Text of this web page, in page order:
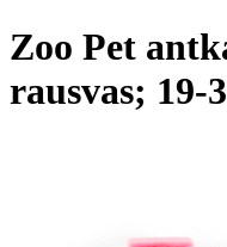
Zoo Pet
rausvas; 19-